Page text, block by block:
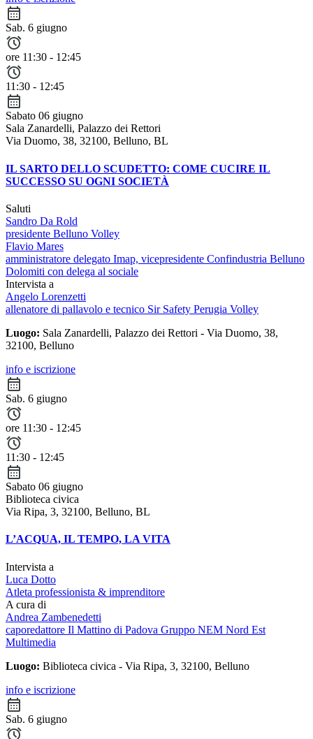
Sab. 6 giugno
ore 11:30 - 12:45
11:30 - 12:45
Sabato 06 giugno
Sala Zanardelli, Palazzo dei Rettori
Via Duomo, 38, 32100, Belluno, BL
IL SARTO DELLO SCUDETTO: COME CUCIRE IL
SUCCESSO SU OGNI SOCIETÀ
Saluti
Sandro Da Rold
presidente Belluno Volley
Flavio Mares
amministratore delegato Imap, vicepresidente Confindustria Belluno
Dolomiti con delega al sociale
Intervista a
Angelo Lorenzetti
allenatore di pallavolo e tecnico Sir Safety Perugia Volley
Luogo: Sala Zanardelli, Palazzo dei Rettori - Via Duomo, 38,
32100, Belluno
info e iscrizione
Sab. 6 giugno
ore 11:30 - 12:45
11:30 - 12:45
Sabato 06 giugno
Biblioteca civica
Via Ripa, 3, 32100, Belluno, BL
L’ACQUA, IL TEMPO, LA VITA
Intervista a
Luca Dotto
Atleta professionista & imprenditore
A cura di
Andrea Zambenedetti
caporedattore Il Mattino di Padova Gruppo NEM Nord Est
Multimedia
Luogo: Biblioteca civica - Via Ripa, 3, 32100, Belluno
info e iscrizione
Sab. 6 giugno